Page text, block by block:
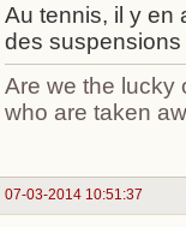
Au tennis, il y en
des
Are we the lucky
who are taken
07-03-2014 10:51:37